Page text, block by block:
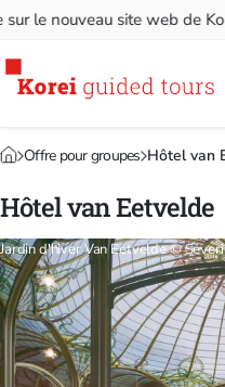
le nouveau site web de Korei
Offre pour groupes Hôtel van
Hôtel van Eetvelde
Jardin d'hiver Van Eetvelde ©